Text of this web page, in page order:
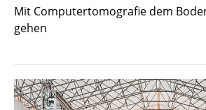
Mit Computertomografie dem
gehen